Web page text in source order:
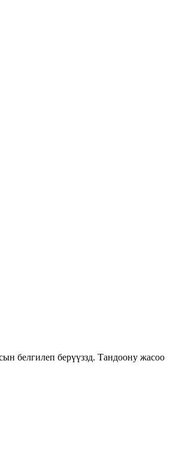
белгилеп берүүззд. Тандоону жасоо